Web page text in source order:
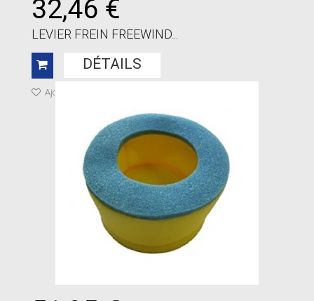
32,46 €
LEVIER FREIN FREEWIND...
DÉTAILS
Ajouter à ma liste de cadeaux